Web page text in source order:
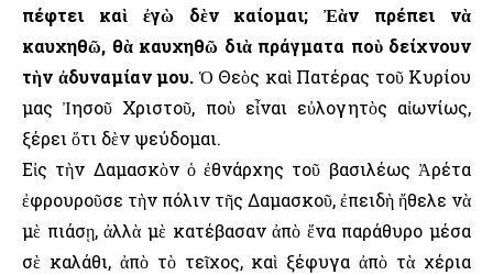
πέφτει καὶ ἐγὼ δὲν καίομαι; Ἐὰν πρέπει νὰ
καυχηθῶ, θὰ καυχηθῶ διὰ πράγματα ποὺ δείχνουν
τὴν ἀδυναμίαν μου. Ὁ Θεὸς καὶ Πατέρας τοῦ Κυρίου
μας Ἰησοῦ Χριστοῦ, ποὺ εἶναι εὐλογητὸς αἰωνίως,
ξέρει ὅτι δὲν ψεύδομαι.
Εἰς τὴν Δαμασκὸν ὁ ἐθνάρχης τοῦ βασιλέως Ἀρέτα
ἐφρουροῦσε τὴν πόλιν τῆς Δαμασκοῦ, ἐπειδὴ ἤθελε νὰ
μὲ πιάσῃ, ἀλλὰ μὲ κατέβασαν ἀπὸ ἕνα παράθυρο μέσα
σὲ καλάθι, ἀπὸ τὸ τεῖχος, καὶ ξέφυγα ἀπὸ τὰ χέρια